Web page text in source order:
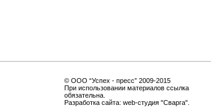
© ООО “Успех - пресс” 2009-2015
При использовании материалов ссылка
обязательна.
Разработка сайта: web-студия "Сварга".